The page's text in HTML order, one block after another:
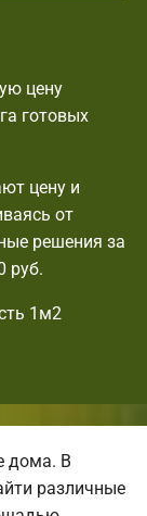
цену
готовых
цену и
от
решения за
руб.
1м2
дома. В
различные